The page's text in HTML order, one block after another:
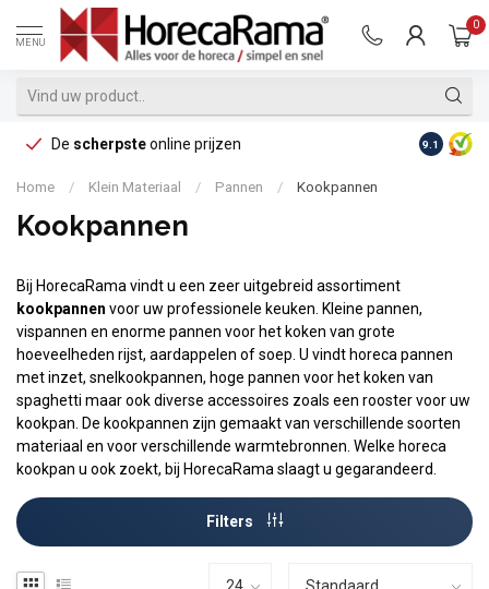
MENU
0
De scherpsteonline prijzen Op
9.1
Home / Klein Materiaal / Pannen / Kookpannen
Kookpannen
Bij HorecaRama vindt u een zeer uitgebreid assortiment
kookpannen voor uw professionele keuken. Kleine pannen,
vispannen en enorme pannen voor het koken van grote
hoeveelheden rijst, aardappelen of soep. U vindt horeca pannen
met inzet, snelkookpannen, hoge pannen voor het koken van
spaghetti maar ook diverse accessoires zoals een rooster voor uw
kookpan. De kookpannen zijn gemaakt van verschillende soorten
materiaal en voor verschillende warmtebronnen. Welke horeca
kookpan u ook zoekt, bij HorecaRama slaagt u gegarandeerd.
Filters